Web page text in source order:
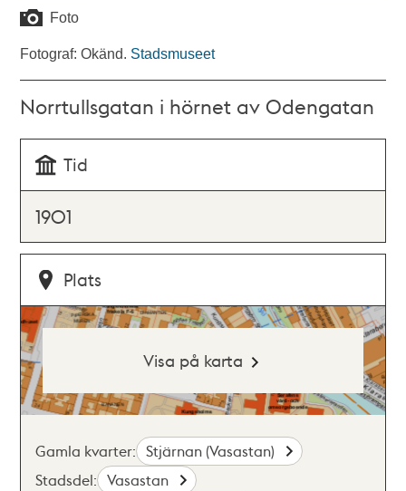
Foto
Fotograf: Okänd. Stadsmuseet
Norrtullsgatan i hörnet av Odengatan
Tid
1901
Plats
Visa på karta
Gamla kvarter: Stjärnan (Vasastan)
Stadsdel: Vasastan